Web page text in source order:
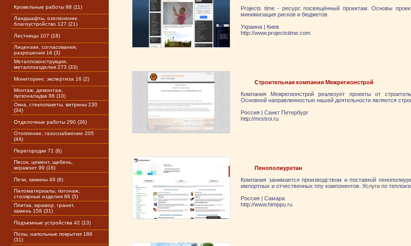
Кровельные работы 98 (11)
Ландшафты, озеленение,
благоустройство 127 (21)
Лестницы 107 (18)
Лицензии, согласования,
разрешения 16 (3)
Металлоконструкции,
металлоизделия 273 (33)
Мониторинг, экспертиза 16 (2)
Монтаж, демонтаж,
пусконаладка 88 (10)
Окна, стеклопакеты, витрины 230
(34)
Отделочные работы 290 (36)
Отопление, газоснабжение 205
(44)
Перегородки 71 (8)
Песок, цемент, щебень,
керамзит 99 (16)
Печи, камины 49 (8)
Пиломатериалы, погонаж,
столярные изделия 86 (5)
Плитка, мрамор, гранит,
камень 158 (31)
Подъемные устройства 42 (13)
Полы, напольные покрытия 188
(31)
Projects time - ресурс посвящённый проектам. Основы
минимизация рисков и бюджетов.
Украина | Киев
http://www.projectstime.com
Строительная компания Межрегионстрой
Компания Межрегионстрой реализует проекты от
Основной направленностью нашей деятельности является
Россия | Санкт Петербург
http://mrstroi.ru
Пенополиуретан
Компания занимается производством и поставкой
импортных и отчественных ппу компонентов. Услуги по
Россия | Самара
http://www.himppu.ru